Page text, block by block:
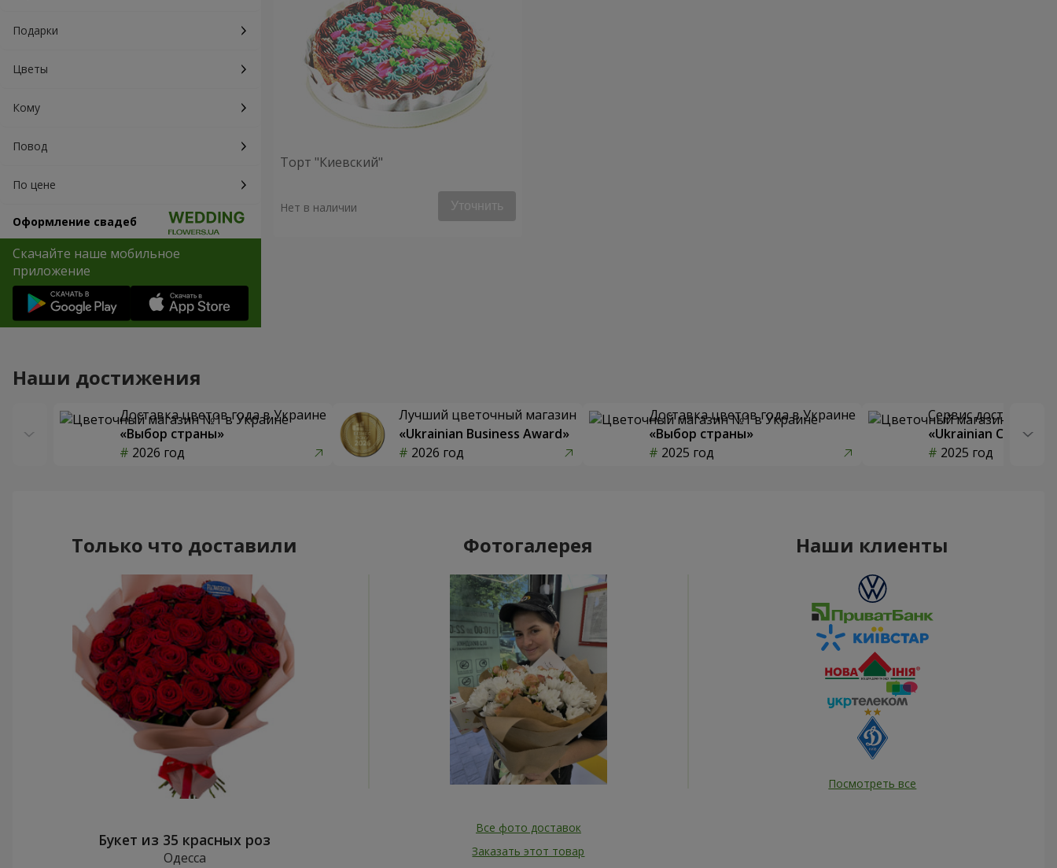
Подарки
Цветы
Кому
Повод
По цене
Оформление свадеб
Скачайте наше мобильное
приложение
Торт "Киевский"
Нет в наличии Уточнить
Наши достижения
Доставка цветов года в Украине
«Выбор страны»
2026 год
Лучший цветочный магазин
«Ukrainian Business Award»
2026 год
Доставка цветов года в Украине
«Выбор страны»
2025 год
Сервис доставки
«Ukrainian Choice»
2025 год
Только что доставили
Букет из 35 красных роз
Одесса
Фотогалерея
Все фото доставок
Заказать этот товар
Наши клиенты
Посмотреть все